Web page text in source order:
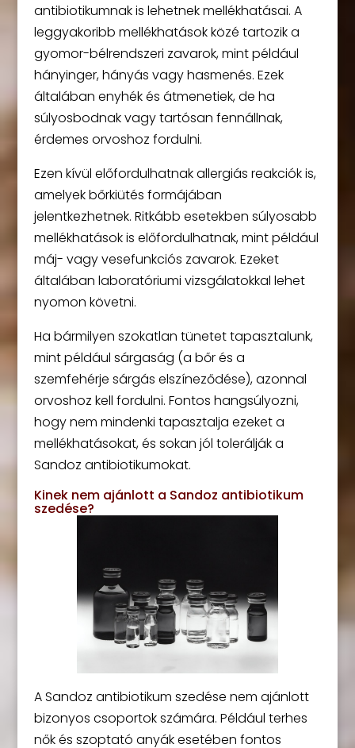
antibiotikumnak is lehetnek mellékhatásai. A
leggyakoribb mellékhatások közé tartozik a
gyomor-bélrendszeri zavarok, mint például
hányinger, hányás vagy hasmenés. Ezek
általában enyhék és átmenetiek, de ha
súlyosbodnak vagy tartósan fennállnak,
érdemes orvoshoz fordulni.
Ezen kívül előfordulhatnak allergiás reakciók is,
amelyek bőrkiütés formájában
jelentkezhetnek. Ritkább esetekben súlyosabb
mellékhatások is előfordulhatnak, mint például
máj- vagy vesefunkciós zavarok. Ezeket
általában laboratóriumi vizsgálatokkal lehet
nyomon követni.
Ha bármilyen szokatlan tünetet tapasztalunk,
mint például sárgaság (a bőr és a
szemfehérje sárgás elszíneződése), azonnal
orvoshoz kell fordulni. Fontos hangsúlyozni,
hogy nem mindenki tapasztalja ezeket a
mellékhatásokat, és sokan jól tolerálják a
Sandoz antibiotikumokat.
Kinek nem ajánlott a Sandoz antibiotikum
szedése?
A Sandoz antibiotikum szedése nem ajánlott
bizonyos csoportok számára. Például terhes
nők és szoptató anyák esetében fontos